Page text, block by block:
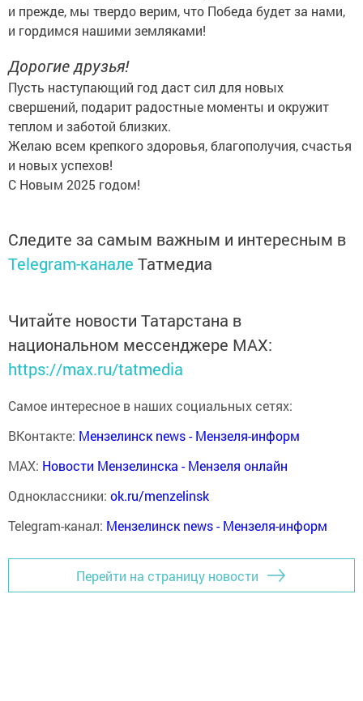
и прежде, мы твердо верим, что Победа будет за нами,
и гордимся нашими земляками!
Дорогие друзья!
Пусть наступающий год даст сил для новых
свершений, подарит радостные моменты и окружит
теплом и заботой близких.
Желаю всем крепкого здоровья, благополучия, счастья
и новых успехов!
С Новым 2025 годом!
Следите за самым важным и интересным в
Telegram-канале Татмедиа
Читайте новости Татарстана в
национальном мессенджере MАХ:
https://max.ru/tatmedia
Самое интересное в наших социальных сетях:
ВКонтакте: Мензелинск news - Мензеля-информ
MAX: Новости Мензелинска - Мензеля онлайн
Одноклассники: ok.ru/menzelinsk
Telegram-канал: Мензелинск news - Мензеля-информ
Перейти на страницу новости